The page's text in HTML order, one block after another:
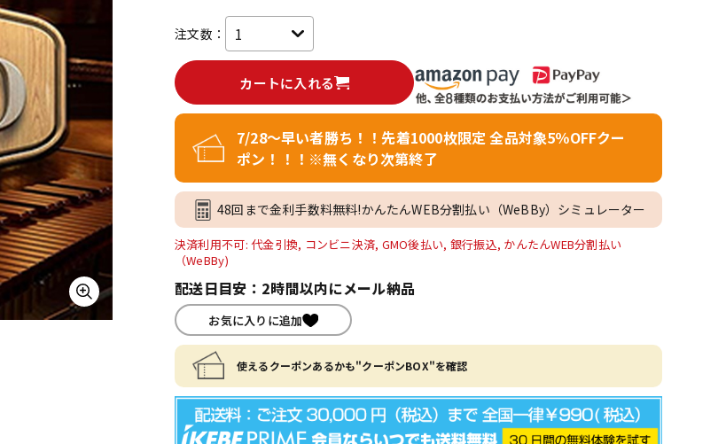
注文数：
カートに入れる
7/28～早い者勝ち！！先着1000枚限定 全品対象5％OFFクー
ポン！！！※無くなり次第終了
48回まで金利手数料無料!かんたんWEB分割払い（WeBBy）シミュレーター
決済利用不可: 代金引換, コンビニ決済, GMO後払い, 銀行振込, かんたんWEB分割払い
（WeBBy)
配送日目安：2時間以内にメール納品
お気に入りに追加
使えるクーポンあるかも"クーポンBOX"を確認